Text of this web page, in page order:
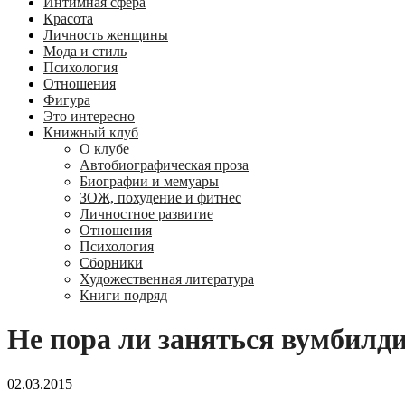
Красота
Личность женщины
Мода и стиль
Психология
Отношения
Фигура
Это интересно
Книжный клуб
О клубе
Автобиографическая проза
Биографии и мемуары
ЗОЖ, похудение и фитнес
Личностное развитие
Отношения
Психология
Сборники
Художественная литература
Книги подряд
Не пора ли заняться
02.03.2015